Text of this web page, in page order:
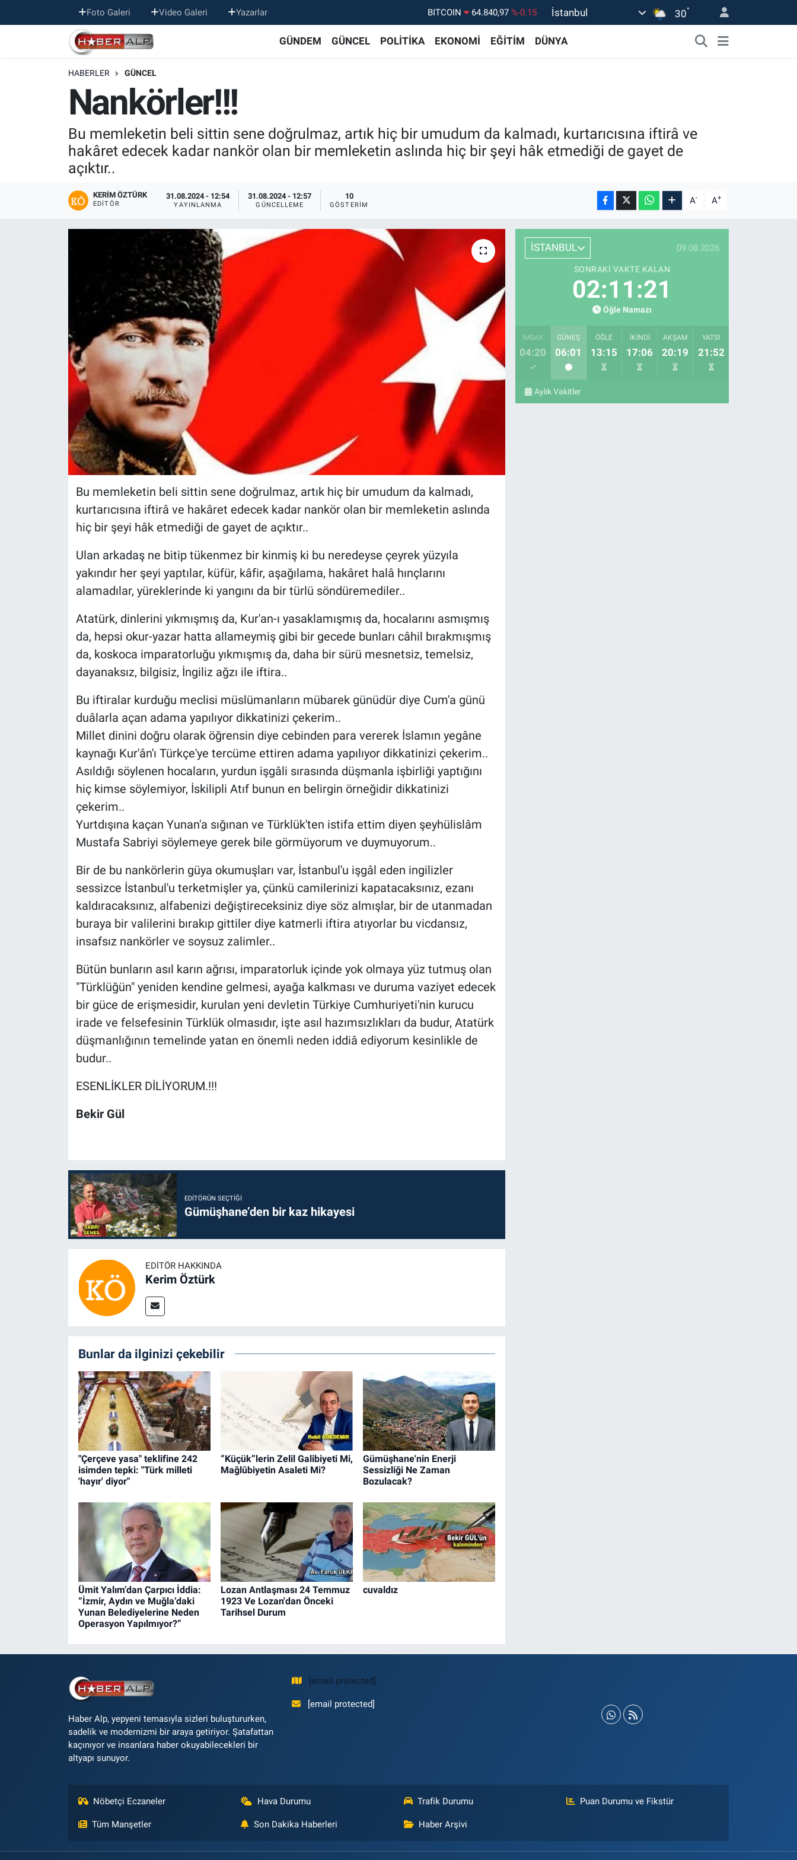
Foto Galeri Video Galeri Yazarlar
DOLAR
47,7436 %0.18
EURO
55,2510 %0.32
İstanbul 30°
GÜNDEM GÜNCEL POLİTİKA EKONOMİ EĞİTİM DÜNYA
HABERLER GÜNCEL
Nankörler!!!
Bu memleketin beli sittin sene doğrulmaz, artık hiç bir umudum da kalmadı, kurtarıcısına iftirâ ve
hakâret edecek kadar nankör olan bir memleketin aslında hiç bir şeyi hâk etmediği de gayet de
açıktır..
KERIM ÖZTÜRK
EDITÖR
31.08.2024 - 12:54
YAYINLANMA
31.08.2024 - 12:57
GÜNCELLEME
10
GÖSTERIM A- A+
Bu memleketin beli sittin sene doğrulmaz, artık hiç bir umudum da kalmadı,
kurtarıcısına iftirâ ve hakâret edecek kadar nankör olan bir memleketin aslında
hiç bir şeyi hâk etmediği de gayet de açıktır..
Ulan arkadaş ne bitip tükenmez bir kinmiş ki bu neredeyse çeyrek yüzyıla
yakındır her şeyi yaptılar, küfür, kâfir, aşağılama, hakâret halâ hınçlarını
alamadılar, yüreklerinde ki yangını da bir türlü söndüremediler..
Atatürk, dinlerini yıkmışmış da, Kur'an-ı yasaklamışmış da, hocalarını asmışmış
da, hepsi okur-yazar hatta allameymiş gibi bir gecede bunları câhil bırakmışmış
da, koskoca imparatorluğu yıkmışmış da, daha bir sürü mesnetsiz, temelsiz,
dayanaksız, bilgisiz, İngiliz ağzı ile iftira..
Bu iftiralar kurduğu meclisi müslümanların mübarek günüdür diye Cum'a günü
duâlarla açan adama yapılıyor dikkatinizi çekerim..
Millet dinini doğru olarak öğrensin diye cebinden para vererek İslamın yegâne
kaynağı Kur'ân'ı Türkçe'ye tercüme ettiren adama yapılıyor dikkatinizi çekerim..
Asıldığı söylenen hocaların, yurdun işgâli sırasında düşmanla işbirliği yaptığını
hiç kimse söylemiyor, İskilipli Atıf bunun en belirgin örneğidir dikkatinizi
çekerim..
Yurtdışına kaçan Yunan'a sığınan ve Türklük'ten istifa ettim diyen şeyhülislâm
Mustafa Sabriyi söylemeye gerek bile görmüyorum ve duymuyorum..
Bir de bu nankörlerin güya okumuşları var, İstanbul'u işgâl eden ingilizler
sessizce İstanbul'u terketmişler ya, çünkü camilerinizi kapatacaksınız, ezanı
kaldıracaksınız, alfabenizi değiştireceksiniz diye söz almışlar, bir de utanmadan
buraya bir valilerini bırakıp gittiler diye katmerli iftira atıyorlar bu vicdansız,
insafsız nankörler ve soysuz zalimler..
Bütün bunların asıl karın ağrısı, imparatorluk içinde yok olmaya yüz tutmuş olan
"Türklüğün" yeniden kendine gelmesi, ayağa kalkması ve duruma vaziyet edecek
bir güce de erişmesidir, kurulan yeni devletin Türkiye Cumhuriyeti'nin kurucu
irade ve felsefesinin Türklük olmasıdır, işte asıl hazımsızlıkları da budur, Atatürk
düşmanlığının temelinde yatan en önemli neden iddiâ ediyorum kesinlikle de
budur..
ESENLİKLER DİLİYORUM.!!!
Bekir Gül
EDITÖRÜN SEÇTIĞI
Gümüşhane’den bir kaz hikayesi
EDITÖR HAKKINDA
Kerim Öztürk
Bunlar da ilginizi çekebilir
"Çerçeve yasa" teklifine 242
isimden tepki: "Türk milleti
'hayır' diyor"
“Küçük”lerin Zelil Galibiyeti Mi,
Mağlûbiyetin Asaleti Mi?
Gümüşhane'nin Enerji
Sessizliği Ne Zaman
Bozulacak?
Ümit Yalım’dan Çarpıcı İddia:
“İzmir, Aydın ve Muğla’daki
Yunan Belediyelerine Neden
Operasyon Yapılmıyor?”
Lozan Antlaşması 24 Temmuz
1923 Ve Lozan'dan Önceki
Tarihsel Durum
cuvaldız
İSTANBUL 09.08.2026
SONRAKI VAKTE KALAN
02:11:20
Öğle Namazı
İMSAK
04:20
GÜNEŞ
06:01
ÖĞLE
13:15
İKINDI
17:06
AKŞAM
20:19
YATSI
21:52
Aylık Vakitler
Haber Alp, yepyeni temasıyla sizleri buluştururken,
sadelik ve modernizmi bir araya getiriyor. Şatafattan
kaçınıyor ve insanlara haber okuyabilecekleri bir
altyapı sunuyor.
[email protected]
[email protected]
Nöbetçi Eczaneler Hava Durumu Trafik Durumu Puan Durumu ve Fikstür
Tüm Manşetler Son Dakika Haberleri Haber Arşivi
Nöbetçi Eczaneler
Hava Durumu
Trafik Durumu
Süper Lig Puan Durumu ve Fikstür
Tüm Manşetler
Son Dakika Haberleri
Haber Arşivi